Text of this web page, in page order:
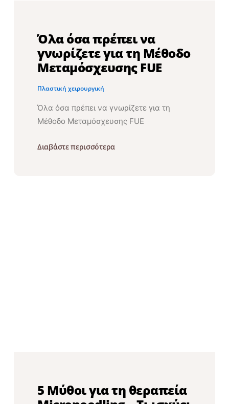
Όλα όσα πρέπει να
γνωρίζετε για τη Μέθοδο
Μεταμόσχευσης FUE
Πλαστική χειρουργική
Όλα όσα πρέπει να γνωρίζετε για τη
Μέθοδο Μεταμόσχευσης FUE
Διαβάστε περισσότερα
5 Μύθοι για τη θεραπεία